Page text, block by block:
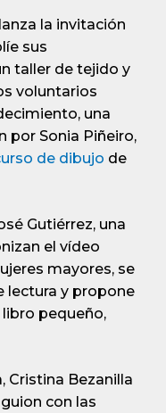
la invitación
sus
taller de tejido y
voluntarios
una
por Sonia Piñeiro,
de dibujo de
Gutiérrez, una
el vídeo
mayores, se
lectura y propone
libro pequeño,
Cristina Bezanilla
con las